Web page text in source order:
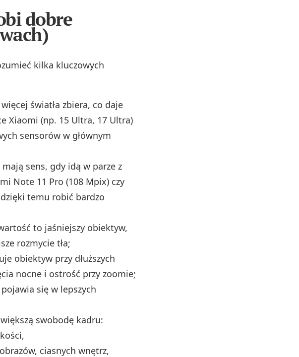
dobre
kilka kluczowych
światła zbiera, co daje
Xiaomi (np. 15 Ultra, 17 Ultra)
sensorów w głównym
sens, gdy idą w parze z
Note 11 Pro (108 Mpix) czy
temu robić bardzo
to jaśniejszy obiektyw,
rozmycie tła;
obiektyw przy dłuższych
nocne i ostrość przy zoomie;
się w lepszych
swobodę kadru:
ciasnych wnętrz,